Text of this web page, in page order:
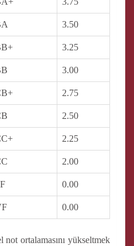
3.50
3.25
3.00
2.75
2.50
2.25
2.00
0.00
0.00
not ortalamasını yükseltmek